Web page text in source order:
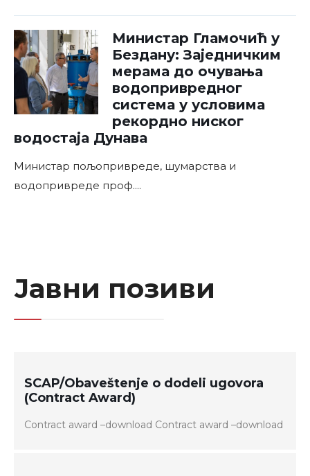
Министар Гламочић у
Бездану: Заједничким
мерама до очувања
водопривредног
система у условима
рекордно ниског
водостаја Дунава
Министар пољопривреде, шумарства и
водопривреде проф....
Јавни позиви
SCAP/Obaveštenje o dodeli ugovora
(Contract Award)
Contract award –download Contract award –download